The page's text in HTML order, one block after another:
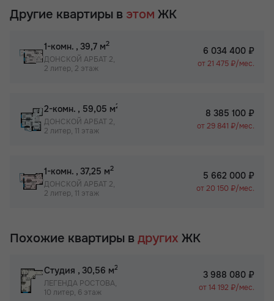
Другие квартиры в этом ЖК
1-комн. , 39,7 м2
ДОНСКОЙ АРБАТ 2,
2 литер, 2 этаж
6 034 400 ₽
от 21 475 ₽/мес.
2-комн. , 59,05 м2
ДОНСКОЙ АРБАТ 2,
2 литер, 11 этаж
8 385 100 ₽
от 29 841 ₽/мес.
1-комн. , 37,25 м2
ДОНСКОЙ АРБАТ 2,
2 литер, 11 этаж
5 662 000 ₽
от 20 150 ₽/мес.
Похожие квартиры в других ЖК
Студия , 30,56 м2
ЛЕГЕНДА РОСТОВА,
10 литер, 6 этаж
3 988 080 ₽
от 14 192 ₽/мес.